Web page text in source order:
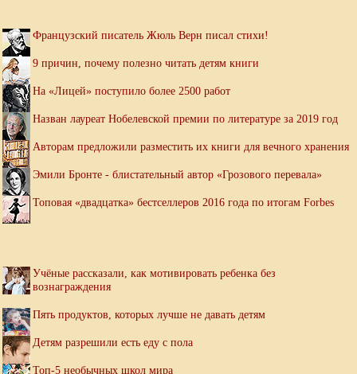
Французский писатель Жюль Верн писал стихи!
9 причин, почему полезно читать детям книги
На «Лицей» поступило более 2500 работ
Назван лауреат Нобелевской премии по литературе за 2019 год
Авторам предложили разместить их книги для вечного хранения
Эмили Бронте - блистательный автор «Грозового перевала»
Топовая «двадцатка» бестселлеров 2016 года по итогам Forbes
Учёные рассказали, как мотивировать ребенка без
вознаграждения
Пять продуктов, которых лучше не давать детям
Детям разрешили есть еду с пола
Топ-5 необычных школ мира